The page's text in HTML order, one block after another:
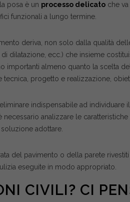
posa è un processo delicatoche va
funzionali a lungo termine.
deriva, non solo dalla qualità
dilatazione, ecc.) che insieme
importanti almeno quanto la scelta
tecnica, progetto e realizzazione,
indispensabile ad individuare
analizzare le
adottare.
del pavimento o della parete
eseguite in modo appropriato.
CIVILI? CI